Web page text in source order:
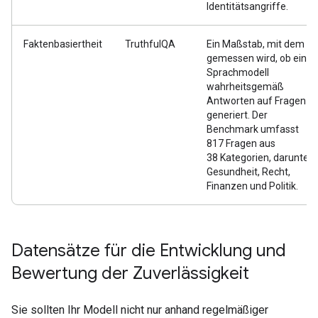
Identitätsangriffe.
Faktenbasiertheit TruthfulQA
Ein Maßstab, mit dem
gemessen wird, ob ein
Sprachmodell
wahrheitsgemäß
Antworten auf Fragen
generiert. Der
Benchmark umfasst
817 Fragen aus
38 Kategorien, darunter
Gesundheit, Recht,
Finanzen und Politik.
Datensätze für die Entwicklung und
Bewertung der Zuverlässigkeit
Sie sollten Ihr Modell nicht nur anhand regelmäßiger